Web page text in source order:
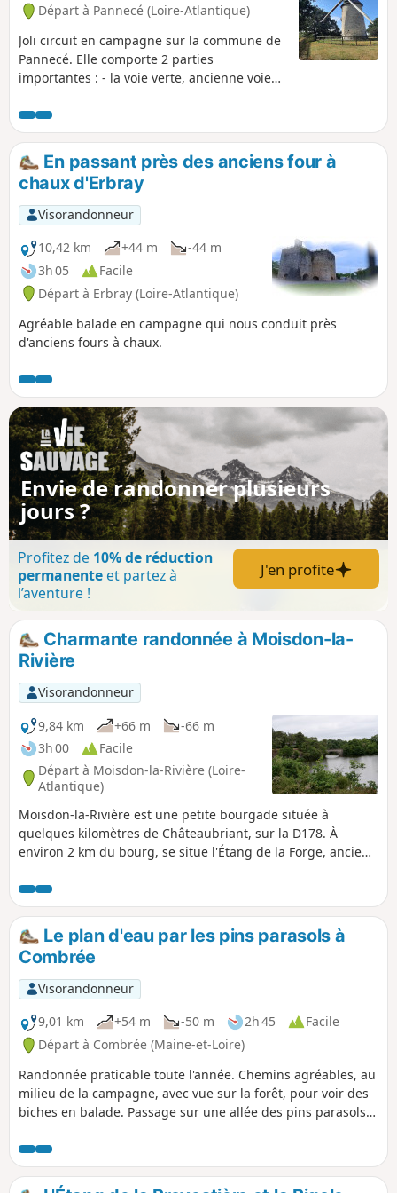
Départ à Pannecé (Loire-Atlantique)
Joli circuit en campagne sur la commune de
Pannecé. Elle comporte 2 parties
importantes : - la voie verte, ancienne voie
ruisseau le Donneau, que vous longerez en
fin de parcours, sur des terrains privés
accessibles au public. Vous ne manquerez
pas de faire un petit détour pour admirer le
très joli Moulin de la Garenne.
En passant près des anciens four à
chaux d'Erbray
Visorandonneur
10,42 km
+44 m
-44 m
3h 05
Facile
Départ à Erbray (Loire-Atlantique)
Agréable balade en campagne qui nous conduit près
d'anciens fours à chaux.
Envie de randonner plusieurs
jours ?
Profitez de 10% de réduction
permanenteet partez à
l’aventure !
J'en profite
Charmante randonnée à Moisdon-la-
Rivière
Visorandonneur
9,84 km
+66 m
-66 m
3h 00
Facile
Départ à Moisdon-la-Rivière (Loire-
Atlantique)
Moisdon-la-Rivière est une petite bourgade située à
quelques kilomètres de Châteaubriant, sur la D178. À
environ 2 km du bourg, se situe l'Étang de la Forge, ancien
restauration, et un bel étang entouré de rochers schisteux.
Le parcours autour de ce site est très agréable et ouvert à
tous d'avril à septembre (voir les dates précises chaque
année). L'étang est alimenté par la Rivière le Don. Le circuit
se déroule entre étang et rivière, de façon très agréable.
Le plan d'eau par les pins parasols à
Combrée
Visorandonneur
9,01 km
+54 m -50 m 2h 45
Facile
Départ à Combrée (Maine-et-Loire)
Randonnée praticable toute l'année. Chemins agréables, au
milieu de la campagne, avec vue sur la forêt, pour voir des
biches en balade. Passage sur une allée des pins parasols,